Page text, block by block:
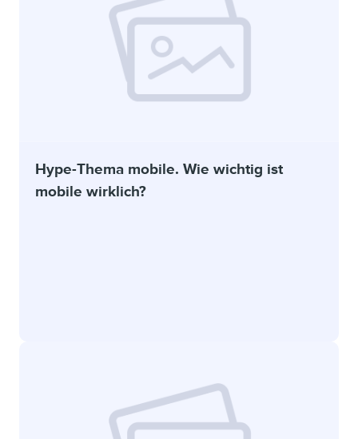
Hype-Thema mobile. Wie wichtig ist
mobile wirklich?